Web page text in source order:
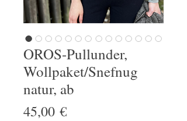
OROS-Pullunder,
Wollpaket/Snefnug
natur, ab
45,00 €Preis